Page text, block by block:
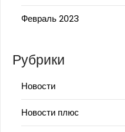
Февраль 2023
Рубрики
Новости
Новости плюс